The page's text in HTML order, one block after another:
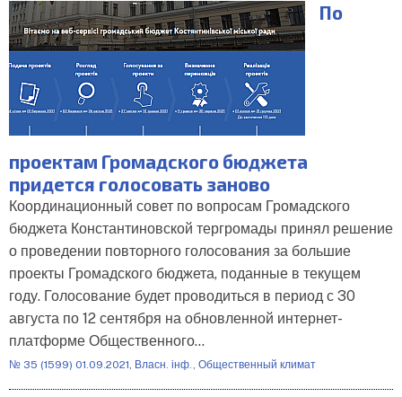
По
проектам Громадского бюджета
придется голосовать заново
Координационный совет по вопросам Громадского
бюджета Константиновской тергромады принял решение
о проведении повторного голосования за большие
проекты Громадского бюджета, поданные в текущем
году. Голосование будет проводиться в период с 30
августа по 12 сентября на обновленной интернет-
платформе Общественного…
№ 35 (1599) 01.09.2021, Власн. інф. , Общественный климат